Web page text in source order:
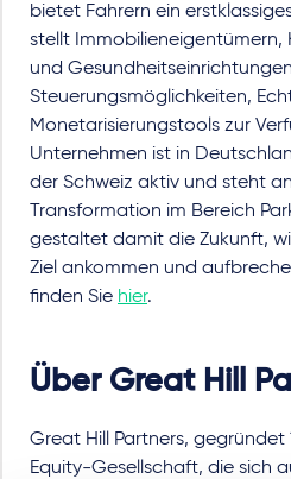
bietet Fahrern ein
stellt Immobilieneigentümern,
und
Steuerungsmöglichkeiten,
Monetarisierungstools zur
Unternehmen ist in
der Schweiz aktiv und steht
Transformation im Bereich
gestaltet damit die Zukunft,
Ziel ankommen und
finden Sie hier.
Über Great Hill
Great Hill Partners, gegründet
Equity-Gesellschaft, die sich